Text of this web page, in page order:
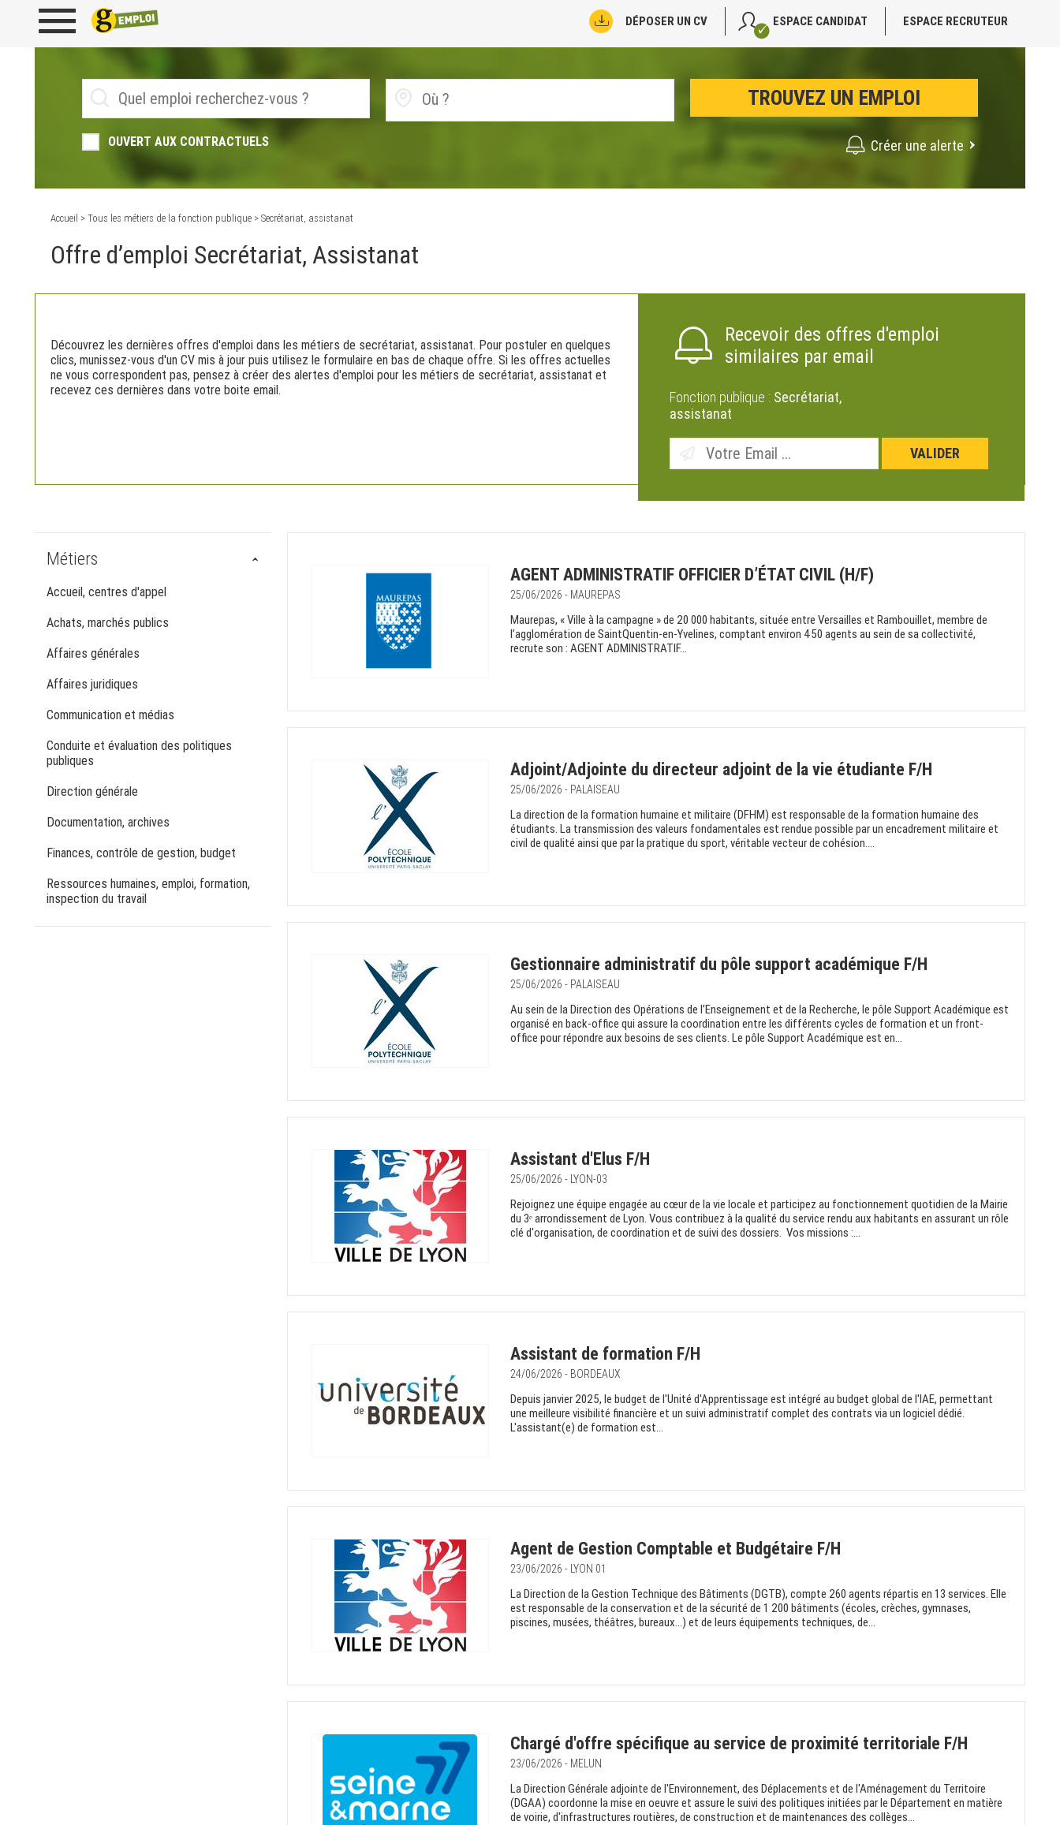
DÉPOSER UN CV ESPACE CANDIDAT ESPACE RECRUTEUR
OUVERT AUX CONTRACTUELS Créer une alerte
Accueil > Tous les métiers de la fonction publique > Secrétariat, assistanat
Offre d’emploi Secrétariat, Assistanat
Découvrez les dernières offres d'emploi dans les métiers de secrétariat, assistanat. Pour postuler en quelques
clics, munissez-vous d'un CV mis à jour puis utilisez le formulaire en bas de chaque offre. Si les offres actuelles
ne vous correspondent pas, pensez à créer des alertes d'emploi pour les métiers de secrétariat, assistanat et
recevez ces dernières dans votre boite email.
Recevoir des offres d'emploi
similaires par email
Fonction publique : Secrétariat,
assistanat
Métiers
Accueil, centres d'appel
Achats, marchés publics
Affaires générales
Affaires juridiques
Communication et médias
Conduite et évaluation des politiques
publiques
Direction générale
Documentation, archives
Finances, contrôle de gestion, budget
Ressources humaines, emploi, formation,
inspection du travail
AGENT ADMINISTRATIF OFFICIER D’ÉTAT CIVIL (H/F)
25/06/2026 - MAUREPAS
Maurepas, « Ville à la campagne » de 20 000 habitants, située entre Versailles et Rambouillet, membre de
l’agglomération de SaintQuentin-en-Yvelines, comptant environ 450 agents au sein de sa collectivité,
recrute son : AGENT ADMINISTRATIF...
Adjoint/Adjointe du directeur adjoint de la vie étudiante F/H
25/06/2026 - PALAISEAU
La direction de la formation humaine et militaire (DFHM) est responsable de la formation humaine des
étudiants. La transmission des valeurs fondamentales est rendue possible par un encadrement militaire et
civil de qualité ainsi que par la pratique du sport, véritable vecteur de cohésion....
Gestionnaire administratif du pôle support académique F/H
25/06/2026 - PALAISEAU
Au sein de la Direction des Opérations de l’Enseignement et de la Recherche, le pôle Support Académique est
organisé en back-office qui assure la coordination entre les différents cycles de formation et un front-
office pour répondre aux besoins de ses clients. Le pôle Support Académique est en...
Assistant d'Elus F/H
25/06/2026 - LYON-03
Rejoignez une équipe engagée au cœur de la vie locale et participez au fonctionnement quotidien de la Mairie
du 3ᵉ arrondissement de Lyon. Vous contribuez à la qualité du service rendu aux habitants en assurant un rôle
clé d'organisation, de coordination et de suivi des dossiers. Vos missions :...
Assistant de formation F/H
24/06/2026 - BORDEAUX
Depuis janvier 2025, le budget de l'Unité d'Apprentissage est intégré au budget global de l'IAE, permettant
une meilleure visibilité financière et un suivi administratif complet des contrats via un logiciel dédié.
L'assistant(e) de formation est...
Agent de Gestion Comptable et Budgétaire F/H
23/06/2026 - LYON 01
La Direction de la Gestion Technique des Bâtiments (DGTB), compte 260 agents répartis en 13 services. Elle
est responsable de la conservation et de la sécurité de 1 200 bâtiments (écoles, crèches, gymnases,
piscines, musées, théâtres, bureaux...) et de leurs équipements techniques, de...
Chargé d'offre spécifique au service de proximité territoriale F/H
23/06/2026 - MELUN
La Direction Générale adjointe de l'Environnement, des Déplacements et de l'Aménagement du Territoire
(DGAA) coordonne la mise en oeuvre et assure le suivi des politiques initiées par le Département en matière
de voirie, d'infrastructures routières, de construction et de maintenances des collèges...